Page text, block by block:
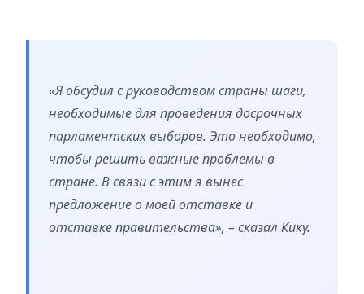
«Я обсудил с руководством страны шаги,
необходимые для проведения досрочных
парламентских выборов. Это необходимо,
чтобы решить важные проблемы в
стране. В связи с этим я вынес
предложение о моей отставке и
отставке правительства», – сказал Кику.